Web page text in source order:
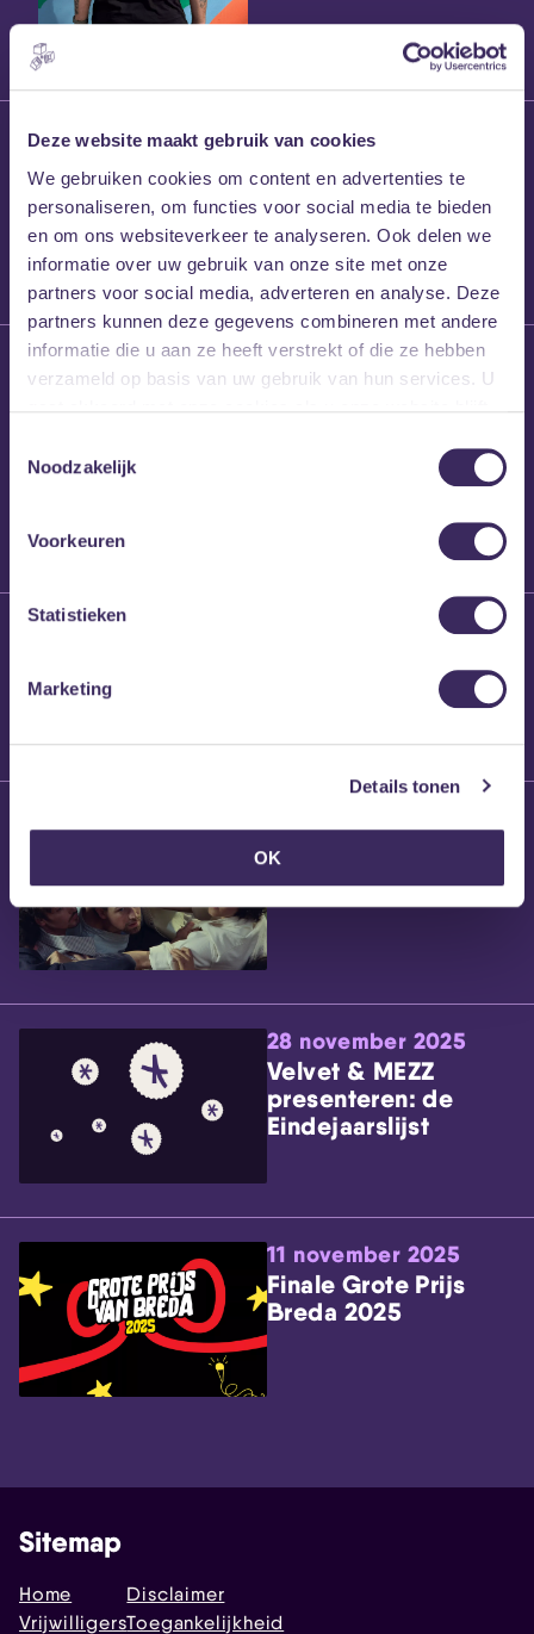
Deze website maakt gebruik van cookies
We gebruiken cookies om content en advertenties te
personaliseren, om functies voor social media te bieden
en om ons websiteverkeer te analyseren. Ook delen we
informatie over uw gebruik van onze site met onze
partners voor social media, adverteren en analyse. Deze
partners kunnen deze gegevens combineren met andere
informatie die u aan ze heeft verstrekt of die ze hebben
verzameld op basis van uw gebruik van hun services. U
Noodzakelijk
Voorkeuren
Statistieken
Marketing
Details tonen
OK
27 maart 2026
Willem’s Blog:
Frans Kalf
26 maart 2026
Willem’s Blog: High
Brennt Vanneste
Willem’s Blog: Ão
28 november 2025
Velvet & MEZZ
presenteren: de
Eindejaarslijst
11 november 2025
Finale Grote Prijs
Breda 2025
Sitemap
Home
Vrijwilligers
Disclaimer
Toegankelijkheid